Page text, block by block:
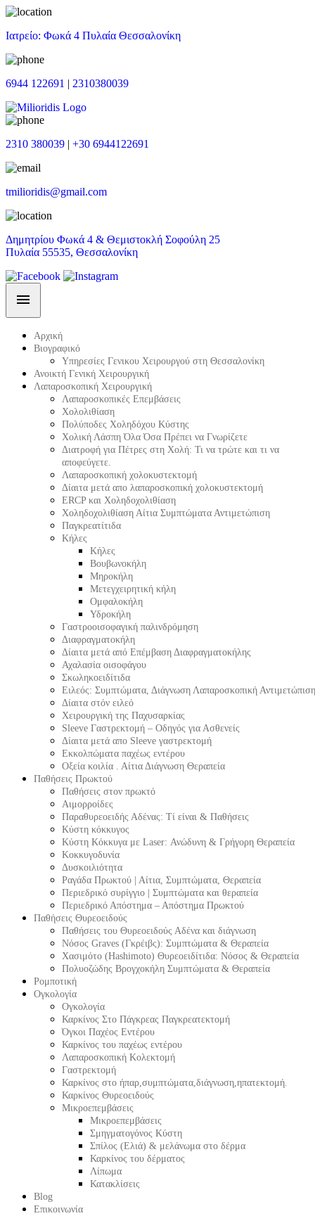
Ιατρείο: Φωκά 4 Πυλαία Θεσσαλονίκη
6944 122691 | 2310380039
2310 380039 | +30 6944122691
tmilioridis@gmail.com
Δημητρίου Φωκά 4 & Θεμιστοκλή Σοφούλη 25
Πυλαία 55535, Θεσσαλονίκη
Αρχική
Βιογραφικό
Υπηρεσίες Γενικου Χειρουργού στη Θεσσαλονίκη
Ανοικτή Γενική Χειρουργική
Λαπαροσκοπική Χειρουργική
Λαπαροσκοπικές Επεμβάσεις
Χολολιθίαση
Πολύποδες Χοληδόχου Κύστης
Χολική Λάσπη Όλα Όσα Πρέπει να Γνωρίζετε
Διατροφή για Πέτρες στη Χολή: Τι να τρώτε και τι να
αποφεύγετε.
Λαπαροσκοπική χολοκυστεκτομή
Δίαιτα μετά απο λαπαροσκοπική χολοκυστεκτομή
ERCP και Χοληδοχολιθίαση
Χοληδοχολιθίαση Αίτια Συμπτώματα Αντιμετώπιση
Παγκρεατίτιδα
Κήλες
Κήλες
Βουβωνοκήλη
Μηροκήλη
Μετεγχειρητική κήλη
Ομφαλοκήλη
Υδροκήλη
Γαστροοισοφαγική παλινδρόμηση
Διαφραγματοκήλη
Δίαιτα μετά από Επέμβαση Διαφραγματοκήλης
Αχαλασία οισοφάγου
Σκωληκοειδίτιδα
Ειλεός: Συμπτώματα, Διάγνωση Λαπαροσκοπική Αντιμετώπιση
Δίαιτα στόν ειλεό
Χειρουργική της Παχυσαρκίας
Sleeve Γαστρεκτομή – Οδηγός για Ασθενείς
Δίαιτα μετά απο Sleeve γαστρεκτομή
Εκκολπώματα παχέως εντέρου
Οξεία κοιλία . Αίτια Διάγνωση Θεραπεία
Παθήσεις Πρωκτού
Παθήσεις στον πρωκτό
Αιμορροίδες
Παραθυρεοειδής Αδένας: Τί είναι & Παθήσεις
Κύστη κόκκυγος
Κύστη Κόκκυγα με Laser: Ανώδυνη & Γρήγορη Θεραπεία
Κοκκυγοδυνία
Δυσκοιλιότητα
Ραγάδα Πρωκτού | Αίτια, Συμπτώματα, Θεραπεία
Περιεδρικό συρίγγιο | Συμπτώματα και θεραπεία
Περιεδρικό Απόστημα – Απόστημα Πρωκτού
Παθήσεις Θυρεοειδούς
Παθήσεις του Θυρεοειδούς Αδένα και διάγνωση
Νόσος Graves (Γκρέιβς): Συμπτώματα & Θεραπεία
Χασιμότο (Hashimoto) Θυρεοειδίτιδα: Νόσος & Θεραπεία
Πολυοζώδης Βρογχοκήλη Συμπτώματα & Θεραπεία
Ρομποτική
Ογκολογία
Ογκολογία
Καρκίνος Στο Πάγκρεας Παγκρεατεκτομή
Όγκοι Παχέος Εντέρου
Καρκίνος του παχέως εντέρου
Λαπαροσκοπική Κολεκτομή
Γαστρεκτομή
Καρκίνος στο ήπαρ,συμπτώματα,διάγνωση,ηπατεκτομή.
Καρκίνος Θυρεοειδούς
Μικροεπεμβάσεις
Μικροεπεμβάσεις
Σμηγματογόνος Κύστη
Σπίλος (Ελιά) & μελάνωμα στο δέρμα
Καρκίνος του δέρματος
Λίπωμα
Κατακλίσεις
Blog
Επικοινωνία